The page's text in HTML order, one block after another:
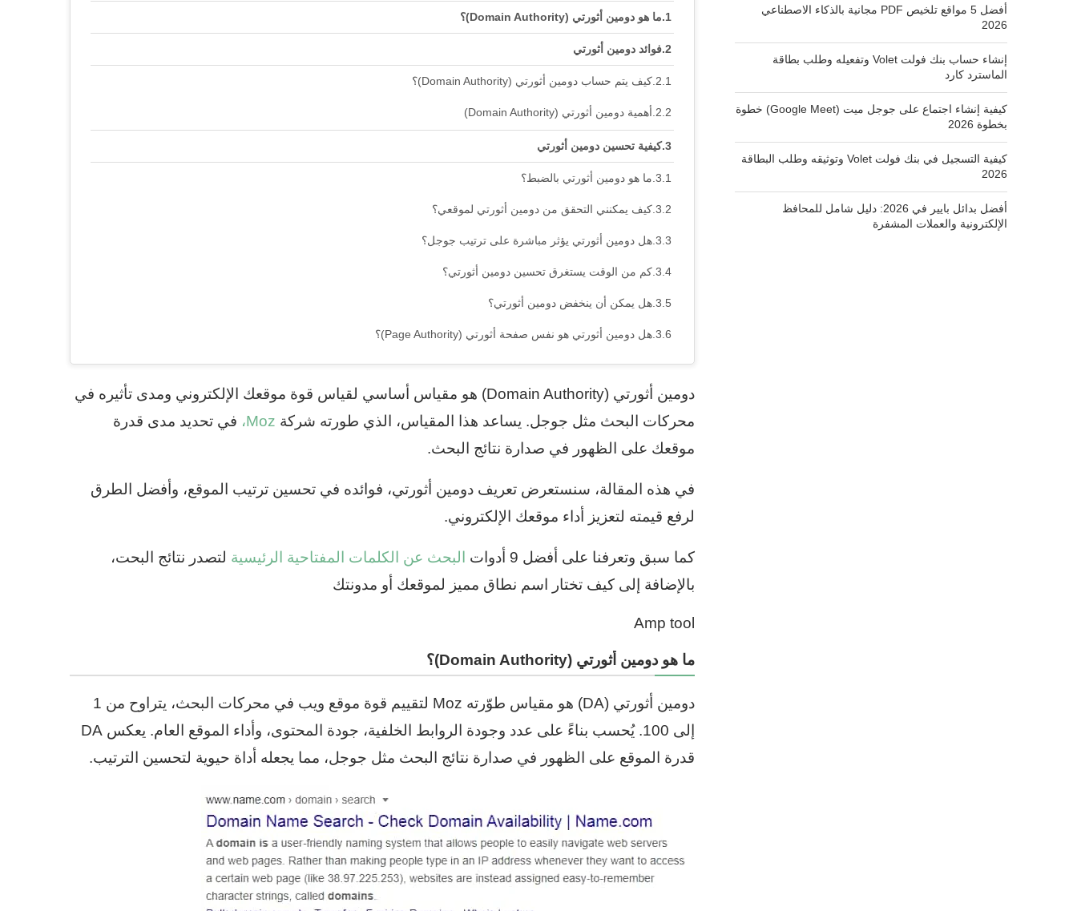
ما هو دومين أثورتي (Domain Authority)؟
فوائد دومين أثورتي
كيف يتم حساب دومين أثورتي (Domain Authority)؟
أهمية دومين أثورتي (Domain Authority)
كيفية تحسين دومين أثورتي
ما هو دومين أثورتي بالضبط؟
كيف يمكنني التحقق من دومين أثورتي لموقعي؟
هل دومين أثورتي يؤثر مباشرة على ترتيب جوجل؟
كم من الوقت يستغرق تحسين دومين أثورتي؟
هل يمكن أن ينخفض دومين أثورتي؟
هل دومين أثورتي هو نفس صفحة أثورتي (Page Authority)؟
دومين أثورتي (Domain Authority) هو مقياس أساسي لقياس قوة موقعك الإلكتروني ومدى تأثيره في
محركات البحث مثل جوجل. يساعد هذا المقياس، الذي طورته شركة Moz،
في تحديد مدى قدرة
موقعك على الظهور في صدارة نتائج البحث.
في هذه المقالة، سنستعرض تعريف دومين أثورتي، فوائده في تحسين ترتيب الموقع، وأفضل الطرق
لرفع قيمته لتعزيز أداء موقعك الإلكتروني.
كما سبق وتعرفنا على أفضل 9 أدوات البحث عن الكلمات المفتاحية الرئيسية لتصدر نتائج البحت،
بالإضافة إلى كيف تختار اسم نطاق مميز لموقعك أو مدونتك
Amp tool
ما هو دومين أثورتي (Domain Authority)؟
دومين أثورتي (DA) هو مقياس طوّرته Moz لتقييم قوة موقع ويب في محركات البحث، يتراوح من 1
إلى 100. يُحسب بناءً على عدد وجودة الروابط الخلفية، جودة المحتوى، وأداء الموقع العام. يعكس DA
قدرة الموقع على الظهور في صدارة نتائج البحث مثل جوجل، مما يجعله أداة حيوية لتحسين الترتيب.
أفضل 5 مواقع تلخيص PDF مجانية بالذكاء الاصطناعي
2026
إنشاء حساب بنك فولت Volet وتفعيله وطلب بطاقة
الماسترد كارد
كيفية إنشاء اجتماع على جوجل ميت (Google Meet) خطوة
بخطوة 2026
كيفية التسجيل في بنك فولت Volet وتوثيقه وطلب البطاقة
2026
أفضل بدائل بايير في 2026: دليل شامل للمحافظ
الإلكترونية والعملات المشفرة